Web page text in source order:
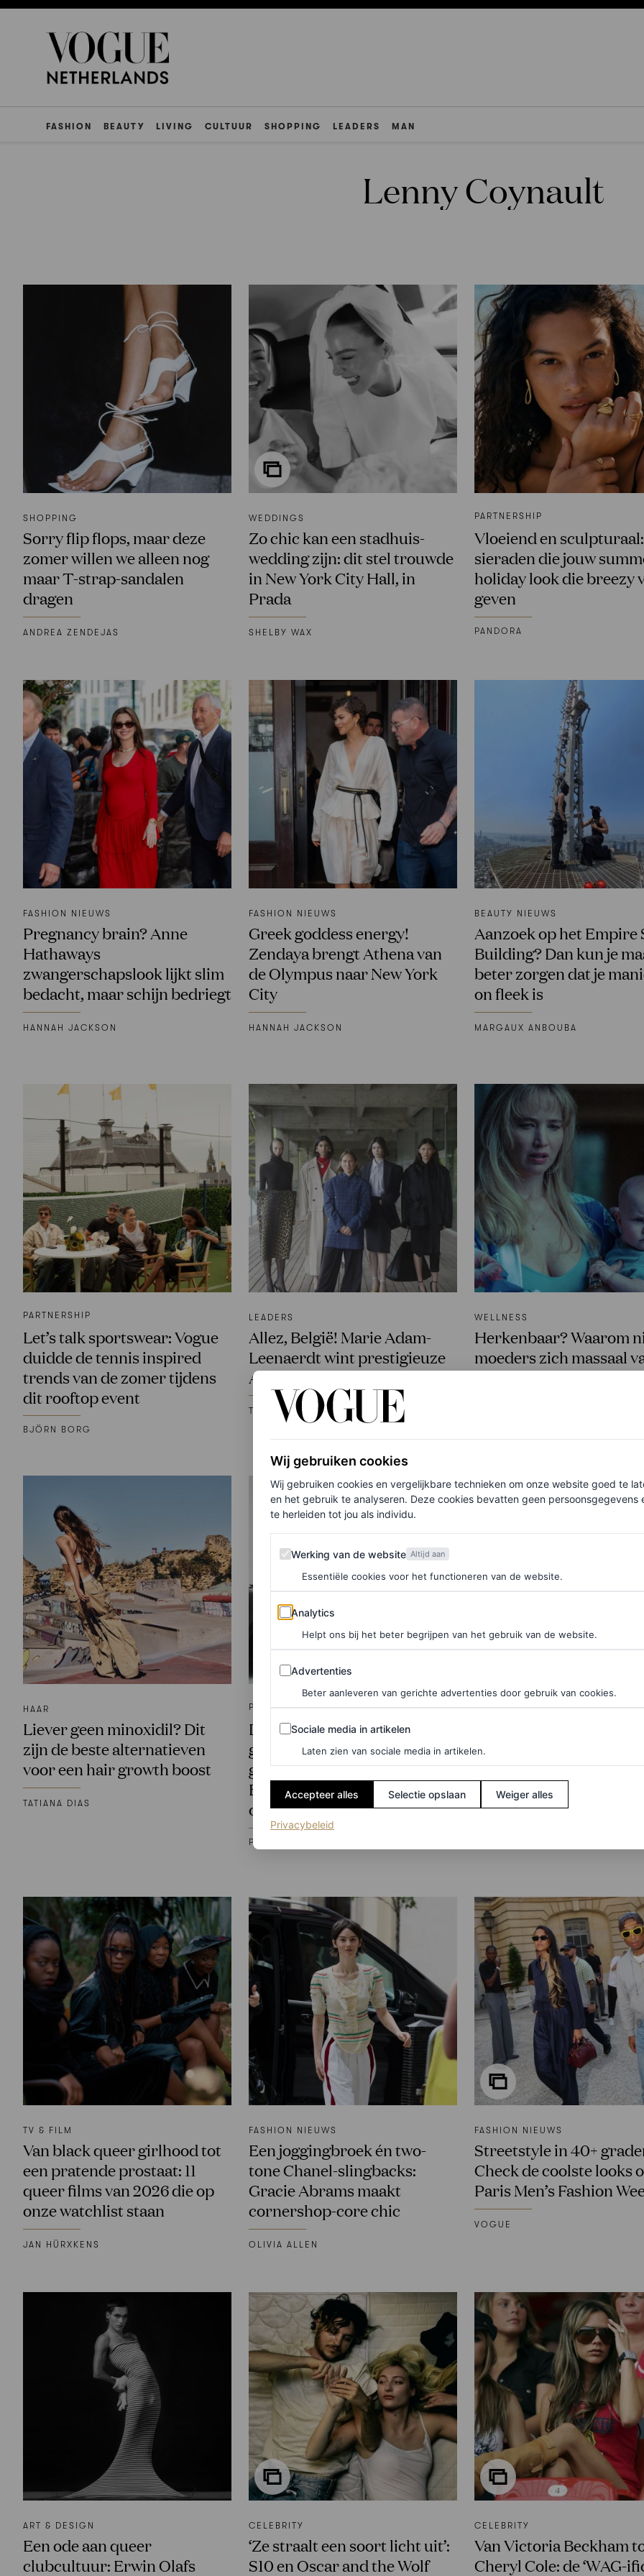
FASHION BEAUTY LIVING CULTUUR SHOPPING LEADERS MAN
Lenny Coynault
SHOPPING
Sorry flip flops, maar deze
zomer willen we alleen nog
maar T-strap-sandalen
dragen
ANDREA ZENDEJAS
WEDDINGS
Zo chic kan een stadhuis-
wedding zijn: dit stel trouwde
in New York City Hall, in
Prada
SHELBY WAX
PARTNERSHIP
Vloeiend en sculpturaal:
sieraden die jouw
holiday look die breezy
geven
PANDORA
FASHION NIEUWS
Pregnancy brain? Anne
Hathaways
zwangerschapslook lijkt slim
bedacht, maar schijn bedriegt
HANNAH JACKSON
FASHION NIEUWS
Greek goddess energy!
Zendaya brengt Athena van
de Olympus naar New York
City
HANNAH JACKSON
BEAUTY NIEUWS
Aanzoek op het Empire
Building? Dan kun je
beter zorgen dat je
on fleek is
MARGAUX ANBOUBA
PARTNERSHIP
Let’s talk sportswear: Vogue
duidde de tennis inspired
trends van de zomer tijdens
dit rooftop event
BJÖRN BORG
LEADERS
Allez, België! Marie Adam-
Leenaerdt wint prestigieuze
ANDAM Grand Prize
TINA ISAAC-GOIZÉ
WELLNESS
Herkenbaar? Waarom
moeders zich massaal
buitenwereld isoleren
HAAR
Liever geen minoxidil? Dit
zijn de beste alternatieven
voor een hair growth boost
TATIANA DIAS
PARTNERSHIP
Deze nieuwe campagne
geschoten door
gerenommeerd fotograaf
Bastiaan Woudt is een piece
of art
PORSCHE
MAN
coole designs ben je de
of the week
HANNAH JACKSON
TV & FILM
Van black queer girlhood tot
een pratende prostaat: 11
queer films van 2026 die op
onze watchlist staan
JAN HÜRXKENS
FASHION NIEUWS
Een joggingbroek én two-
tone Chanel-slingbacks:
Gracie Abrams maakt
cornershop-core chic
OLIVIA ALLEN
FASHION NIEUWS
Streetstyle in 40+
Check de coolste looks
Paris Men’s Fashion
VOGUE
ART & DESIGN
Een ode aan queer
clubcultuur: Erwin Olafs
CELEBRITY
‘Ze straalt een soort licht uit’:
S10 en Oscar and the Wolf
CELEBRITY
⁠⁠Van Victoria Beckham
Cheryl Cole: de ‘WAG-
Wij gebruiken cookies
Wij gebruiken cookies en vergelijkbare technieken om onze website goed te
en het gebruik te analyseren. Deze cookies bevatten geen persoonsgegevens
te herleiden tot jou als individu.
Werking van de website
Werking van de website Altijd aan
Essentiële cookies voor het functioneren van de website.
Analytics
Analytics
Helpt ons bij het beter begrijpen van het gebruik van de website.
Advertenties
Advertenties
Beter aanleveren van gerichte advertenties door gebruik van cookies.
Sociale media in artikelen
Sociale media in artikelen
Laten zien van sociale media in artikelen.
Accepteer alles Selectie opslaan Weiger alles
Privacybeleid